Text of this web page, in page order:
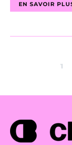
EN SAVOIR
1